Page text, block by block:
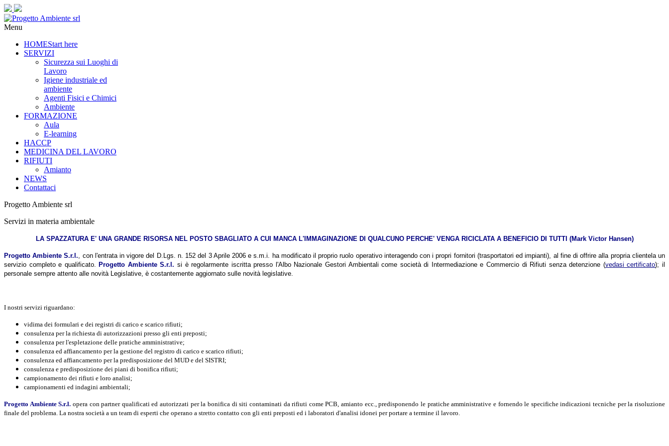
Menu
HOMEStart here
SERVIZI
Sicurezza sui Luoghi di
Lavoro
Igiene industriale ed
ambiente
Agenti Fisici e Chimici
Ambiente
FORMAZIONE
Aula
E-learning
HACCP
MEDICINA DEL LAVORO
RIFIUTI
Amianto
NEWS
Contattaci
Progetto Ambiente srl
Servizi in materia ambientale
LA SPAZZATURA E' UNA GRANDE RISORSA NEL POSTO SBAGLIATO A CUI MANCA L'IMMAGINAZIONE DI QUALCUNO PERCHE' VENGA RICICLATA A BENEFICIO DI TUTTI (Mark Victor Hansen)
Progetto Ambiente S.r.l., con l'entrata in vigore del D.Lgs. n. 152 del 3 Aprile 2006 e s.m.i. ha modificato il proprio ruolo operativo interagendo con i propri fornitori (trasportatori ed impianti), al fine di offrire alla propria clientela un
servizio completo e qualificato. Progetto Ambiente S.r.l. si è regolarmente iscritta presso l'Albo Nazionale Gestori Ambientali come società di Intermediazione e Commercio di Rifiuti senza detenzione (vedasi certificato); il
personale sempre attento alle novità Legislative, è costantemente aggiornato sulle novità legislative.
I nostri servizi riguardano:
vidima dei formulari e dei registri di carico e scarico rifiuti;
consulenza per la richiesta di autorizzazioni presso gli enti preposti;
consulenza per l'espletazione delle pratiche amministrative;
consulenza ed affiancamento per la gestione del registro di carico e scarico rifiuti;
consulenza ed affiancamento per la predisposizione del MUD e del SISTRI;
consulenza e predisposizione dei piani di bonifica rifiuti;
campionamento dei rifiuti e loro analisi;
campionamenti ed indagini ambientali;
Progetto Ambiente S.r.l. opera con partner qualificati ed autorizzati per la bonifica di siti contaminati da rifiuti come PCB, amianto ecc., predisponendo le pratiche amministrative e fornendo le specifiche indicazioni tecniche per la risoluzione
finale del problema. La nostra società a un team di esperti che operano a stretto contatto con gli enti preposti ed i laboratori d'analisi idonei per portare a termine il lavoro.
Precedente
Precedente
successivo
successivo